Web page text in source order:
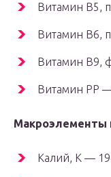
Витамин В5,
Витамин В6,
Витамин В9,
Витамин РР
Макроэлементы
Калий, K —